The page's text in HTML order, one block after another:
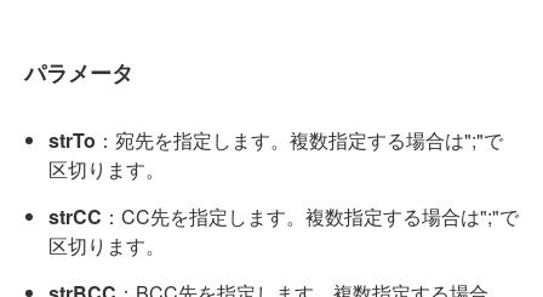
パラメータ
strTo ：宛先を指定します。複数指定する場合は";"で
区切ります。
strCC ：CC先を指定します。複数指定する場合は";"で
区切ります。